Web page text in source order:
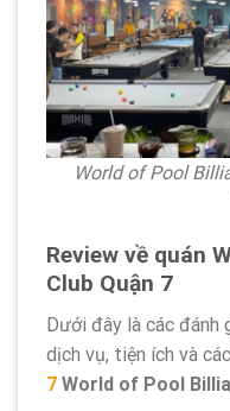
World of Pool
Review về quán
Club Quận 7
Dưới đây là các đánh
dịch vụ, tiện ích và
7 World of Pool